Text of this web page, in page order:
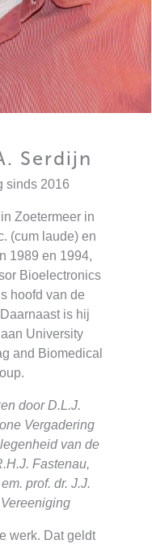
Serdijn
sinds 2016
Zoetermeer in
(cum laude) en
1989 en 1994,
Bioelectronics
hoofd van de
is hij
University
and Biomedical
door D.L.J.
Vergadering
van de
Fastenau,
prof. dr. J.J.
werk. Dat geldt